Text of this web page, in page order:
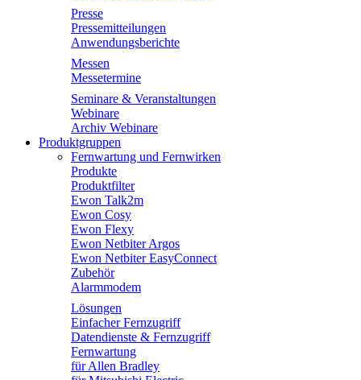
Presse
Pressemitteilungen
Anwendungsberichte
Messen
Messetermine
Seminare & Veranstaltungen
Webinare
Archiv Webinare
Produktgruppen
Fernwartung und Fernwirken
Produkte
Produktfilter
Ewon Talk2m
Ewon Cosy
Ewon Flexy
Ewon Netbiter Argos
Ewon Netbiter EasyConnect
Zubehör
Alarmmodem
Lösungen
Einfacher Fernzugriff
Datendienste & Fernzugriff
Fernwartung
für Allen Bradley